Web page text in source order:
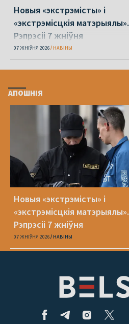
Новыя «экстрэмісты» і
«экстрэмісцкія матэрыялы».
Рэпрэсіі 7 жніўня
07 ЖНІЎНЯ 2026 НАВІНЫ
АПОШНІЯ
Новыя «экстрэмісты» і
«экстрэмісцкія матэрыялы».
Рэпрэсіі 7 жніўня
07 ЖНІЎНЯ 2026 НАВІНЫ